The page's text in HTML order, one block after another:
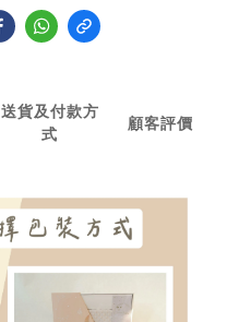
送貨及付款方
式
顧客評價